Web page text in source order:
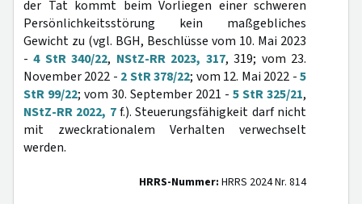
der Tat kommt beim Vorliegen einer schweren
Persönlichkeitsstörung kein maßgebliches
Gewicht zu (vgl. BGH, Beschlüsse vom 10. Mai 2023
-4 StR 340/22, NStZ-RR 2023, 317, 319; vom 23.
November 2022 - 2 StR 378/22; vom 12. Mai 2022 -5
StR 99/22; vom 30. September 2021 - 5 StR 325/21,
NStZ-RR 2022, 7f.). Steuerungsfähigkeit darf nicht
mit zweckrationalem Verhalten verwechselt
werden.
HRRS-Nummer: HRRS 2024 Nr. 814